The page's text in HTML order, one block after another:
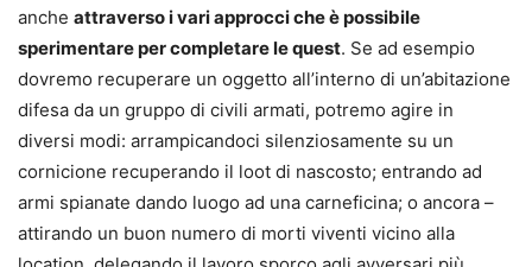
anche attraverso i vari approcci che è possibile
sperimentare per completare le quest. Se ad esempio
dovremo recuperare un oggetto all’interno di un’abitazione
difesa da un gruppo di civili armati, potremo agire in
diversi modi: arrampicandoci silenziosamente su un
cornicione recuperando il loot di nascosto; entrando ad
armi spianate dando luogo ad una carneficina; o ancora –
attirando un buon numero di morti viventi vicino alla